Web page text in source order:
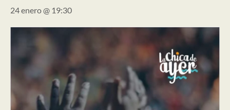
24 enero @ 19:30